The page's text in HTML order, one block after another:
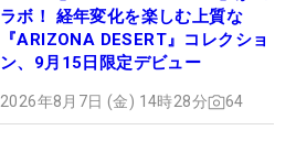
ラボ！ 経年変化を楽しむ上質な
『ARIZONA DESERT』コレクショ
ン、9月15日限定デビュー
2026年8月7日 (金) 14時28分 64